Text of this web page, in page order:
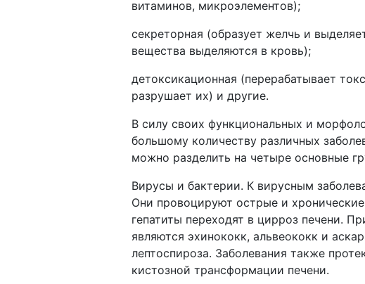
витаминов, микроэлементов);
секреторная (образует желчь и
вещества выделяются в кровь);
детоксикационная (перерабатывает
разрушает их) и другие.
В силу своих функциональных и
большому количеству различных
можно разделить на четыре основные
Вирусы и бактерии. К вирусным
Они провоцируют острые и
гепатиты переходят в цирроз печени.
являются эхинококк, альвеококк и
лептоспироза. Заболевания также
кистозной трансформации печени.